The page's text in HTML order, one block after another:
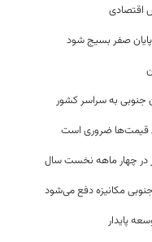
اقتصادی
صفر بسیج شود
قیمت‌ها ضروری است
مکانیزه دفع می‌شود
پایدار